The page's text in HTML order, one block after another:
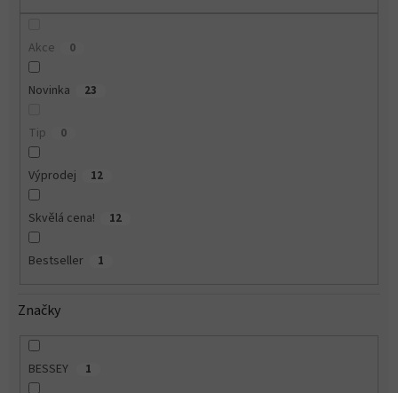
Akce 0
Novinka 23
Tip 0
Výprodej 12
Skvělá cena! 12
Bestseller 1
Značky
BESSEY 1